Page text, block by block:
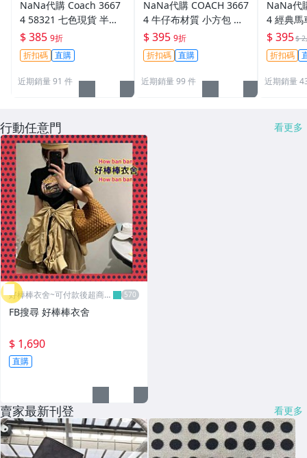
NaNa代購 Coach 3667
4 58321 七色現貨 半月
包 麻將包 斜背包 單肩側
背包 小巧輕便 可放手機
出行必備品 附購證
$ 385 9折
折扣碼 直購
近期銷量 91 件
NaNa代購 COACH 3667
4 牛仔布材質 小方包 單
肩斜挎包 雙肩帶 可拆卸
小巧便攜 附購證 買即送
禮
$ 395 9折
折扣碼 直購
近期銷量 99 件
NaNa代
4 經典馬
女士半月包 腋下
包 手提
禮
$ 395$
折扣碼
近期銷量
行動任意門 看更多
好棒棒衣舍~可付款後超商取
貨
FB搜尋 好棒棒衣舍
$ 1,690
直購
賣家最新刊登 看更多